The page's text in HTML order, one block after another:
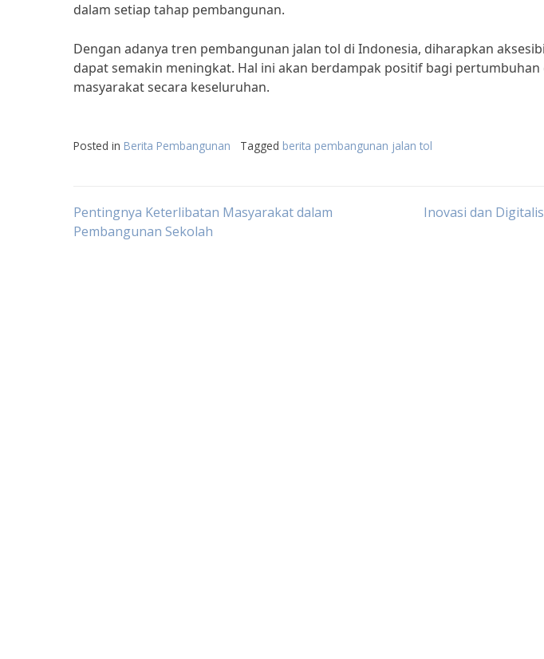
dalam setiap tahap pembangunan.
Dengan adanya tren pembangunan jalan tol di Indonesia, diharapkan
dapat semakin meningkat. Hal ini akan berdampak positif bagi
masyarakat secara keseluruhan.
Posted in Berita Pembangunan Tagged berita pembangunan jalan tol
Post
Pentingnya Keterlibatan Masyarakat dalam
Pembangunan Sekolah
Inovasi dan